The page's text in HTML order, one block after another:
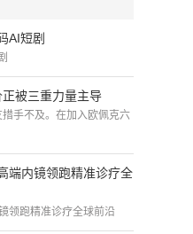
AI短剧
被三重力量主导
手不及。在加入欧佩克六
端内镜领跑精准诊疗全
领跑精准诊疗全球前沿